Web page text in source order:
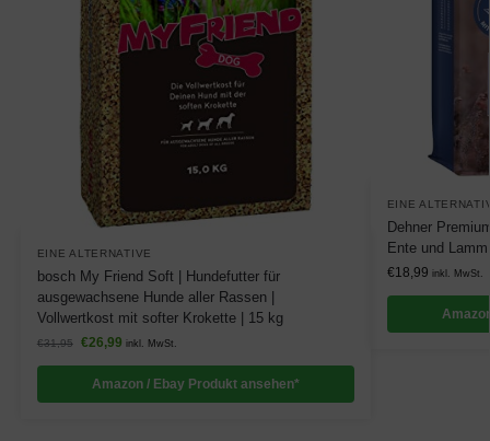
EINE ALTERNATIVE
bosch My Friend Soft | Hundefutter für
ausgewachsene Hunde aller Rassen |
Vollwertkost mit softer Krokette | 15 kg
€31,95 €26,99 inkl. MwSt.
Amazon / Ebay Produkt ansehen*
EINE
Dehner
Ente und
€18,99 inkl. MwSt.